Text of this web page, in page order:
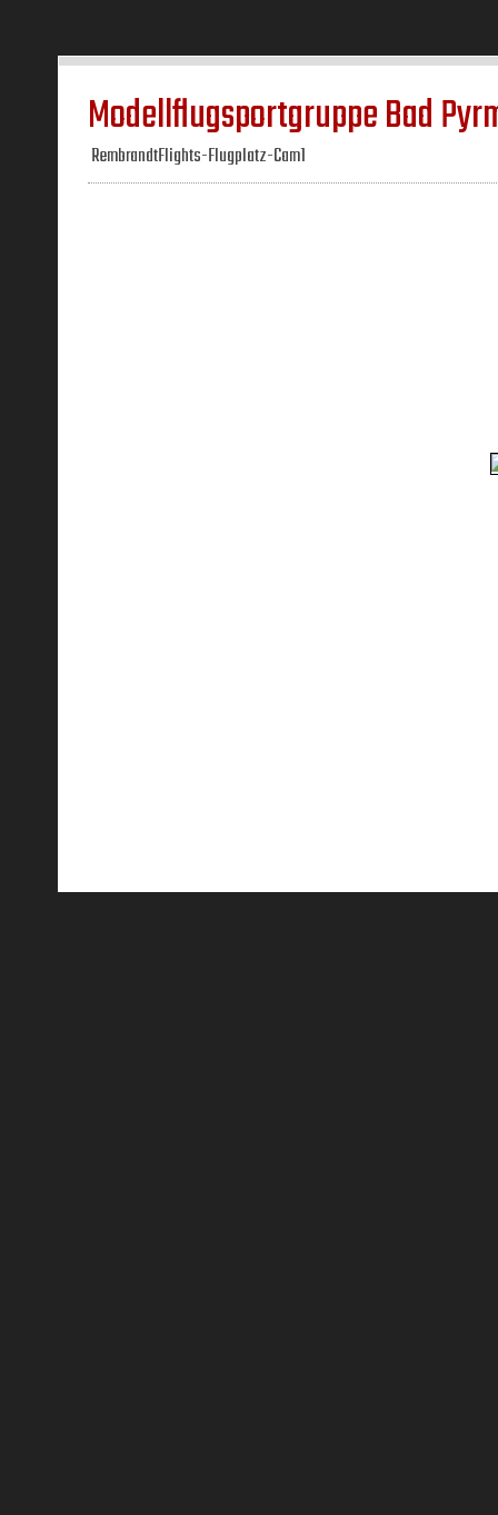
Modellflugsportgruppe Bad
RembrandtFlights-Flugplatz-Cam1